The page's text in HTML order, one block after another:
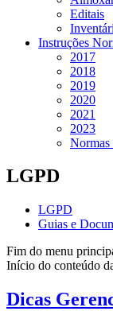
Editais
Instruções
2017
2018
2019
2020
2021
2023
Normas
LGPD
LGPD
Guias e
Fim do menu
Início do conteúdo
Dicas